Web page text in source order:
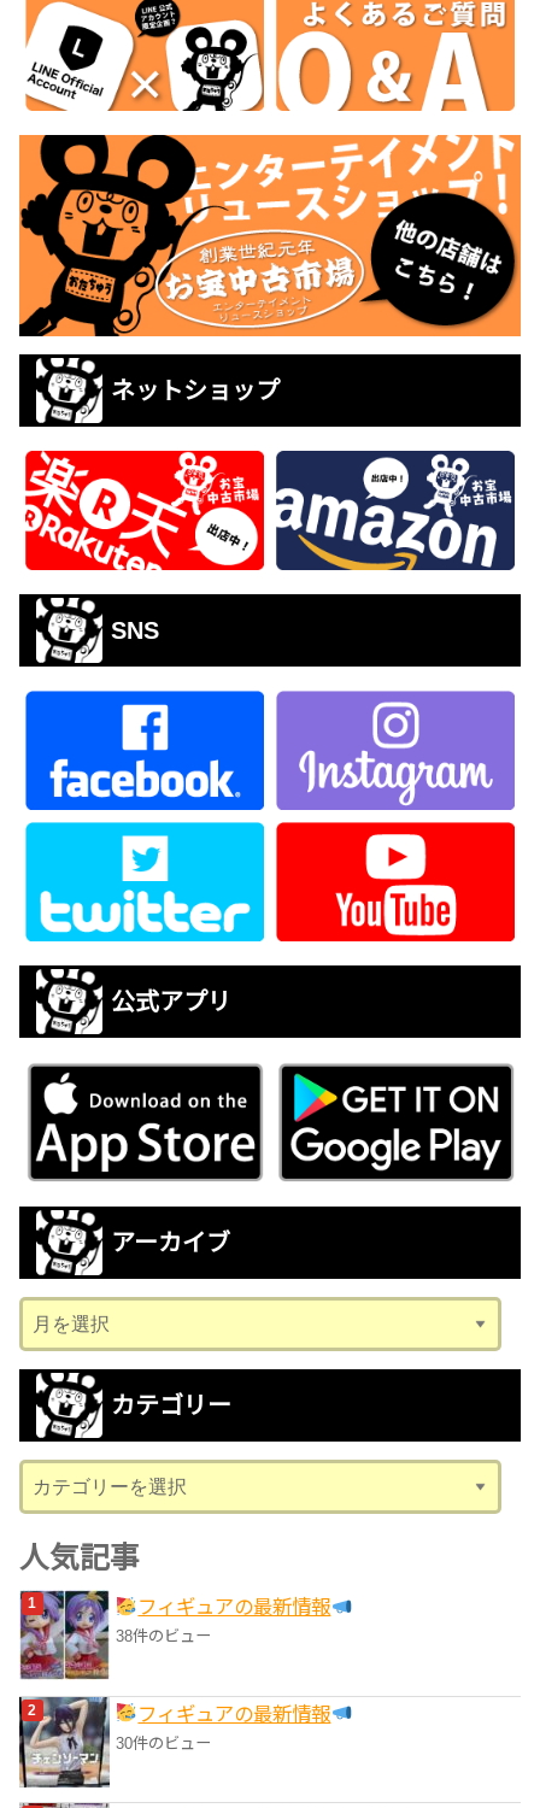
ネットショップ
SNS
公式アプリ
アーカイブ
ー
カ
ブ
カテゴリー
テ
ゴ
リ
ー
人気記事
フィギュアの最新情報
38件のビュー
フィギュアの最新情報
30件のビュー